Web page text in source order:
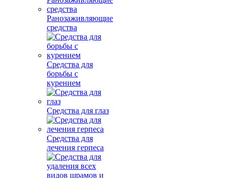
Ранозаживляющие
средства
Средства для
борьбы с
курением
Средства для глаз
Средства для
лечения герпеса